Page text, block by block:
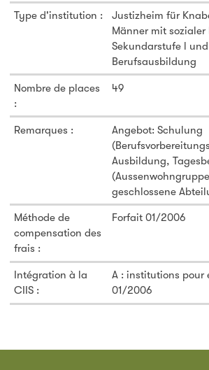
Type d'institution :
Justizheim für
Männer mit
Sekundarstufe l
Berufsausbildung
Nombre de places
:
49
Remarques :
Angebot: Schulung
Ausbildung,
geschlossene
Méthode de
compensation des
frais :
Forfait 01/2006
Intégration à la
CIIS :
A : institutions pour
01/2006